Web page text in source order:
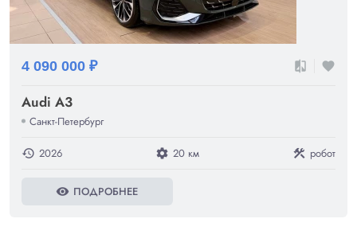
4 090 000 ₽ compare favorite
Audi A3
Санкт-Петербург
history 2026 settings 20 км construction робот
visibility ПОДРОБНЕЕ